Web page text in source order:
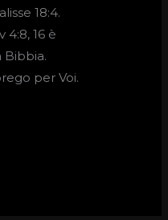
18:4.
4:8, 16 è
Bibbia.
per Voi.